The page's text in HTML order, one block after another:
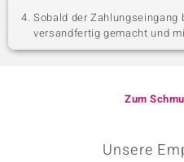
Sobald der
versandfertig gemacht und
Zum
Unsere